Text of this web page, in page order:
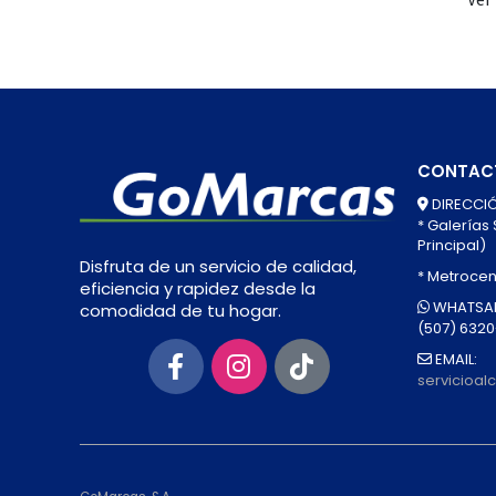
Disfruta de un servicio de calidad,
eficiencia y rapidez desde la
comodidad de tu hogar.
* Galerías
Principal)
*
(507)
EMAIL: